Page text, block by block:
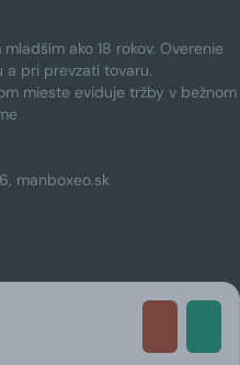
ako 18 rokov. Overenie
a pri prevzatí tovaru.
mieste eviduje tržby v bežnom
manboxeo.sk